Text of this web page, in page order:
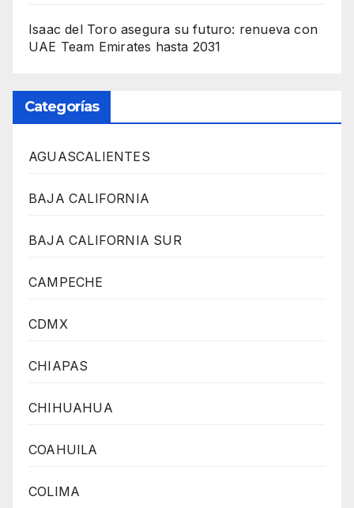
Isaac del Toro asegura su futuro: renueva con
UAE Team Emirates hasta 2031
Categorías
AGUASCALIENTES
BAJA CALIFORNIA
BAJA CALIFORNIA SUR
CAMPECHE
CDMX
CHIAPAS
CHIHUAHUA
COAHUILA
COLIMA